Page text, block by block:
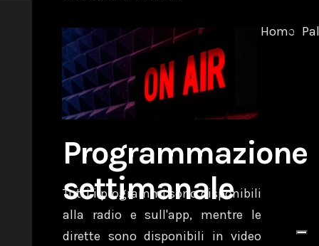
Home
Programmazione
settimanale
Tutti i programmi sono disponibili
alla radio e sull'app, mentre le
dirette sono disponibili in video